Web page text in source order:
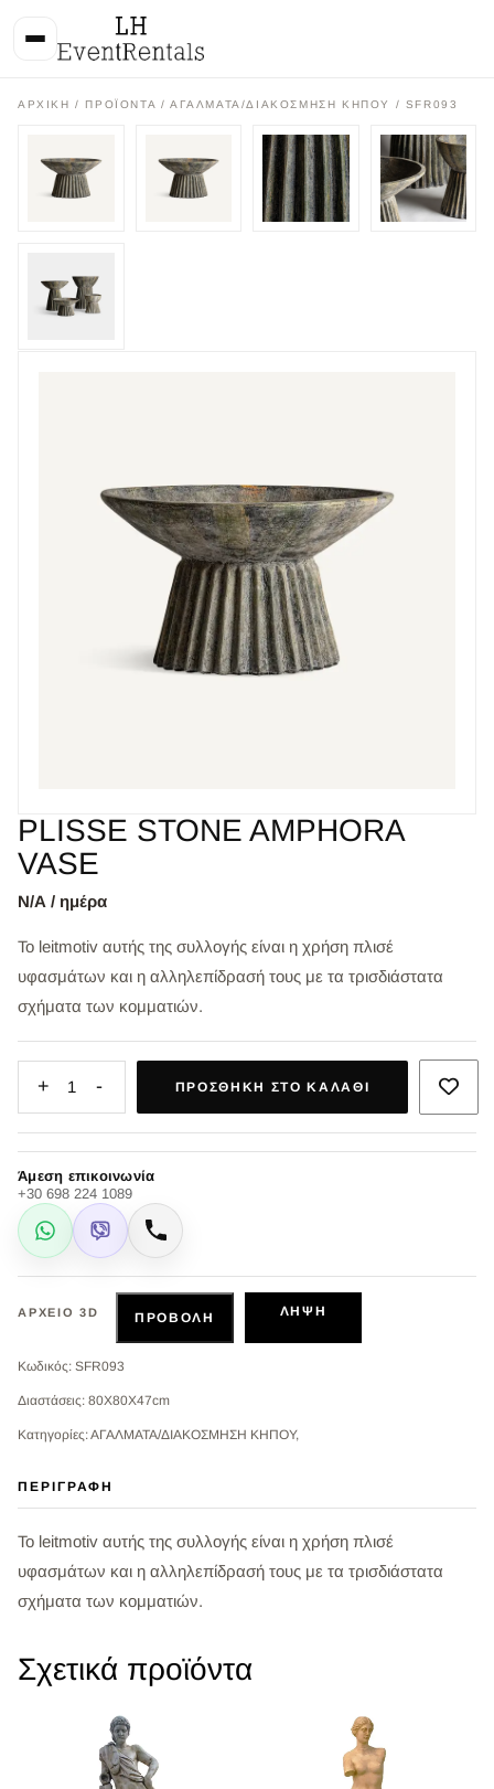
ΑΡΧΙΚΉ / ΠΡΟΪΌΝΤΑ /ΑΓΑΛΜΑΤΑ/ΔΙΑΚΟΣΜΗΣΗ ΚΗΠΟΥ / SFR093
PLISSE STONE AMPHORA
VASE
Ν/Α / ημέρα
Το leitmotiv αυτής της συλλογής είναι η χρήση πλισέ
υφασμάτων και η αλληλεπίδρασή τους με τα τρισδιάστατα
σχήματα των κομματιών.
+ 1 - ΠΡΟΣΘΉΚΗ ΣΤΟ ΚΑΛΆΘΙ
Άμεση επικοινωνία
+30 698 224 1089
WhatsApp
Viber Κλήση
ΑΡΧΕΊΟ 3D ΠΡΟΒΟΛΉ ΛΉΨΗ
Κωδικός: SFR093
Διαστάσεις: 80X80X47cm
Κατηγορίες: ΑΓΑΛΜΑΤΑ/ΔΙΑΚΟΣΜΗΣΗ ΚΗΠΟΥ,
ΠΕΡΙΓΡΑΦΉ
Το leitmotiv αυτής της συλλογής είναι η χρήση πλισέ
υφασμάτων και η αλληλεπίδρασή τους με τα τρισδιάστατα
σχήματα των κομματιών.
Σχετικά προϊόντα